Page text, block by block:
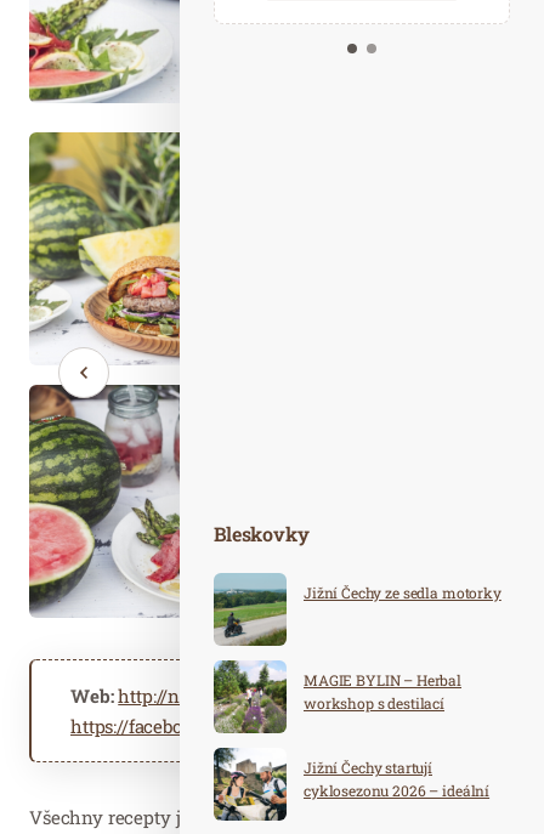
Kalendář událostí
Odebírejte náš newsletter
Web:http://nejlepsimelouny.cz
https://facebook.com/bouquetovoce
Všechny recepty jsou velmi snadné a zvládne je i
Bleskovky
Jižní Čechy ze sedla motorky
MAGIE BYLIN – Herbal
workshop s destilací
Jižní Čechy startují
cyklosezonu 2026 – ideální